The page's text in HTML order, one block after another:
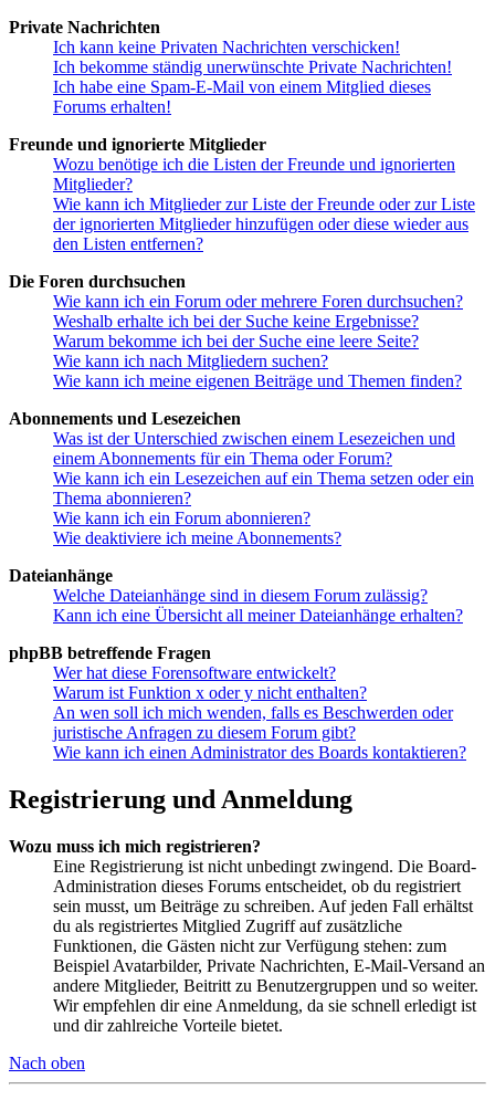
Private Nachrichten
Ich kann keine Privaten Nachrichten verschicken!
Ich bekomme ständig unerwünschte Private Nachrichten!
Ich habe eine Spam-E-Mail von einem Mitglied dieses
Forums erhalten!
Freunde und ignorierte Mitglieder
Wozu benötige ich die Listen der Freunde und ignorierten
Mitglieder?
Wie kann ich Mitglieder zur Liste der Freunde oder zur Liste
der ignorierten Mitglieder hinzufügen oder diese wieder aus
den Listen entfernen?
Die Foren durchsuchen
Wie kann ich ein Forum oder mehrere Foren durchsuchen?
Weshalb erhalte ich bei der Suche keine Ergebnisse?
Warum bekomme ich bei der Suche eine leere Seite?
Wie kann ich nach Mitgliedern suchen?
Wie kann ich meine eigenen Beiträge und Themen finden?
Abonnements und Lesezeichen
Was ist der Unterschied zwischen einem Lesezeichen und
einem Abonnements für ein Thema oder Forum?
Wie kann ich ein Lesezeichen auf ein Thema setzen oder ein
Thema abonnieren?
Wie kann ich ein Forum abonnieren?
Wie deaktiviere ich meine Abonnements?
Dateianhänge
Welche Dateianhänge sind in diesem Forum zulässig?
Kann ich eine Übersicht all meiner Dateianhänge erhalten?
phpBB betreffende Fragen
Wer hat diese Forensoftware entwickelt?
Warum ist Funktion x oder y nicht enthalten?
An wen soll ich mich wenden, falls es Beschwerden oder
juristische Anfragen zu diesem Forum gibt?
Wie kann ich einen Administrator des Boards kontaktieren?
Registrierung und Anmeldung
Wozu muss ich mich registrieren?
Eine Registrierung ist nicht unbedingt zwingend. Die Board-
Administration dieses Forums entscheidet, ob du registriert
sein musst, um Beiträge zu schreiben. Auf jeden Fall erhältst
du als registriertes Mitglied Zugriff auf zusätzliche
Funktionen, die Gästen nicht zur Verfügung stehen: zum
Beispiel Avatarbilder, Private Nachrichten, E-Mail-Versand an
andere Mitglieder, Beitritt zu Benutzergruppen und so weiter.
Wir empfehlen dir eine Anmeldung, da sie schnell erledigt ist
und dir zahlreiche Vorteile bietet.
Nach oben